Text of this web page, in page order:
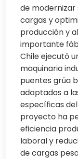
de modernizar
cargas y
producción y
importante
Chile ejecutó
maquinaria
puentes grúa
adaptados a
específicas
proyecto ha
eficiencia
laboral y
de cargas